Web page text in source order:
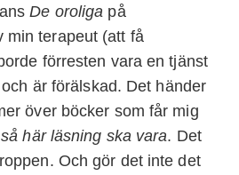
De oroliga på
min terapeut (att få
förresten vara en tjänst
är förälskad. Det händer
över böcker som får mig
här läsning ska vara. Det
Och gör det inte det